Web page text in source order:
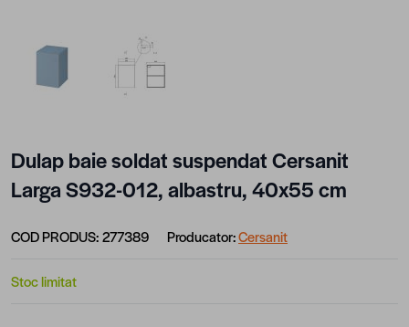
View larger imageView larger image
Dulap baie soldat suspendat Cersanit
Larga S932-012, albastru, 40x55 cm
COD PRODUS:277389 Producator:Cersanit
Stoc limitat